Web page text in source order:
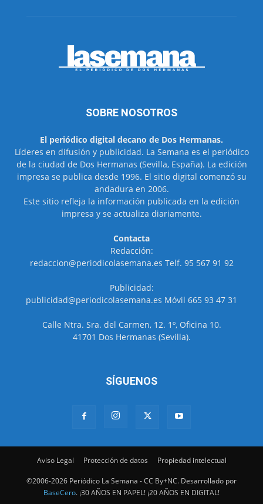
SOBRE NOSOTROS
El periódico digital decano de Dos Hermanas.
Líderes en difusión y publicidad. La Semana es el periódico
de la ciudad de Dos Hermanas (Sevilla, España). La edición
impresa se publica desde 1996. El sitio digital comenzó su
andadura en 2006.
Este sitio refleja la información publicada en la edición
impresa y se actualiza diariamente.
Contacta
Redacción:
redaccion@periodicolasemana.es Telf. 95 567 91 92
Publicidad:
publicidad@periodicolasemana.es Móvil 665 93 47 31
Calle Ntra. Sra. del Carmen, 12. 1º, Oficina 10.
41701 Dos Hermanas (Sevilla).
SÍGUENOS
Aviso Legal Protección de datos Propiedad intelectual
©2006-2026 Periódico La Semana - CC By+NC. Desarrollado por
BaseCero. ¡30 AÑOS EN PAPEL! ¡20 AÑOS EN DIGITAL!